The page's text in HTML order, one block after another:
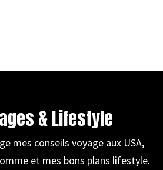
& Lifestyle
mes conseils voyage aux USA,
et mes bons plans lifestyle.